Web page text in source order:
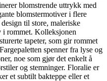
blomstrende uttrykk med
blomstermotiver i flere
til store, maleriske
i rommet. Kolleksjonen
tapeter, som gir rommet
spenner fra lyse og
noe som gjør det enkelt å
og stemninger. Floralie er
et subtilt bakteppe eller et